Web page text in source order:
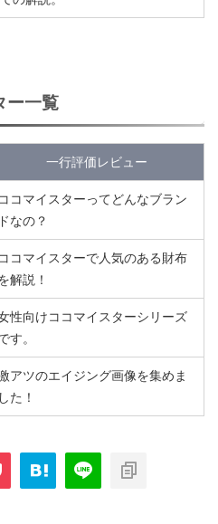
ー一覧
一行評価レビュー
ココマイスターってどんなブラン
ドなの？
ココマイスターで人気のある財布
解説！
性向けココマイスターシリーズ
す。
アツのエイジング画像を集めま
した！